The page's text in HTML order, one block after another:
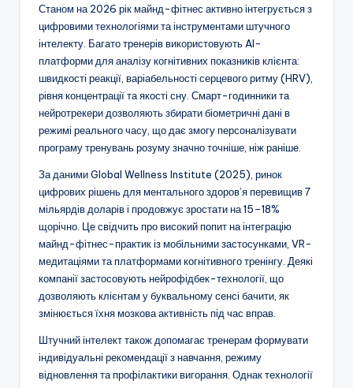
Станом на 2026 рік майнд-фітнес активно інтегрується з
цифровими технологіями та інструментами штучного
інтелекту. Багато тренерів використовують AI-
платформи для аналізу когнітивних показників клієнта:
швидкості реакції, варіабельності серцевого ритму (HRV),
рівня концентрації та якості сну. Смарт-годинники та
нейротрекери дозволяють збирати біометричні дані в
режимі реального часу, що дає змогу персоналізувати
програму тренувань розуму значно точніше, ніж раніше.
За даними Global Wellness Institute (2025), ринок
цифрових рішень для ментального здоров’я перевищив 7
мільярдів доларів і продовжує зростати на 15–18%
щорічно. Це свідчить про високий попит на інтеграцію
майнд-фітнес-практик із мобільними застосунками, VR-
медитаціями та платформами когнітивного тренінгу. Деякі
компанії застосовують нейрофідбек-технології, що
дозволяють клієнтам у буквальному сенсі бачити, як
змінюється їхня мозкова активність під час вправ.
Штучний інтелект також допомагає тренерам формувати
індивідуальні рекомендації з навчання, режиму
відновлення та профілактики вигорання. Однак технології